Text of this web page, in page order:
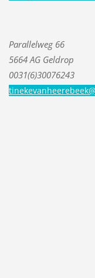
Parallelweg 66
5664 AG Geldrop
0031(6)30076243
tinekevanheerebe